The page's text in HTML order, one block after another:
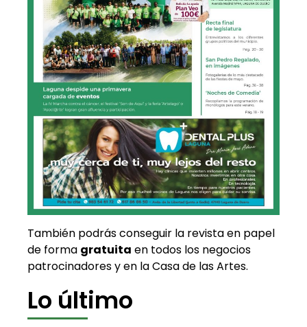
También podrás conseguir la revista en papel
de forma gratuita en todos los negocios
patrocinadores y en la Casa de las Artes.
Lo último